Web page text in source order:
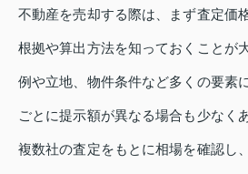
不動産を売却する際は、まず査定価
根拠や算出方法を知っておくことが
例や立地、物件条件など多くの要素
ごとに提示額が異なる場合も少なく
複数社の査定をもとに相場を確認し